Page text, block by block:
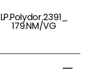
LP.Polydor.2391_
179.NM/VG